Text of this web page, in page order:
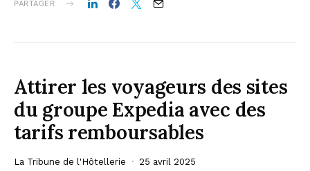
PARTAGER
Attirer les voyageurs des sites
du groupe Expedia avec des
tarifs remboursables
La Tribune de l'Hôtellerie 25 avril 2025